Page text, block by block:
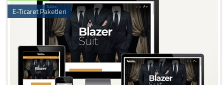
E-Ticaret Paketleri